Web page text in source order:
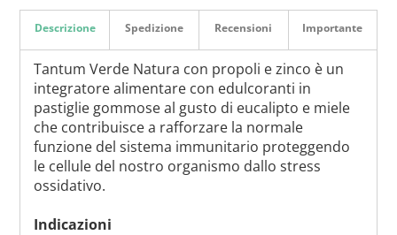
Descrizione
Tantum Verde Natura con propoli e zinco è un
integratore alimentare con edulcoranti in
pastiglie gommose al gusto di eucalipto e miele
che contribuisce a rafforzare la normale
funzione del sistema immunitario proteggendo
le cellule del nostro organismo dallo stress
ossidativo.
Indicazioni
Spedizione Recensioni Importante